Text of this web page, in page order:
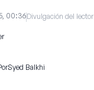
00:36Divulgación del lector
Syed Balkhi